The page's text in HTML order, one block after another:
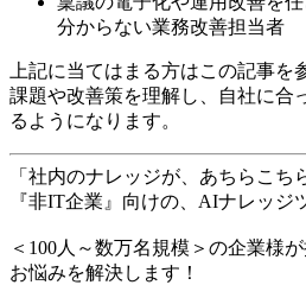
分からない業務改善担当者
上記に当てはまる方はこの記事
課題や改善策を理解し、自社に合
るようになります。
「社内のナレッジが、あちらこち
『非IT企業』向けの、AIナレッジ
＜100人～数万名規模＞の企業様
お悩みを解決します！